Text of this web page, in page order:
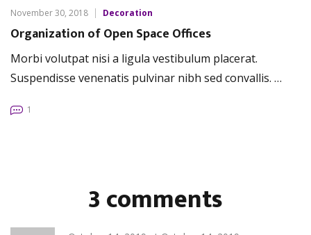
November 30, 2018 Decoration
Organization of Open Space Offices
Morbi volutpat nisi a ligula vestibulum placerat.
Suspendisse venenatis pulvinar nibh sed convallis. …
1
3 comments